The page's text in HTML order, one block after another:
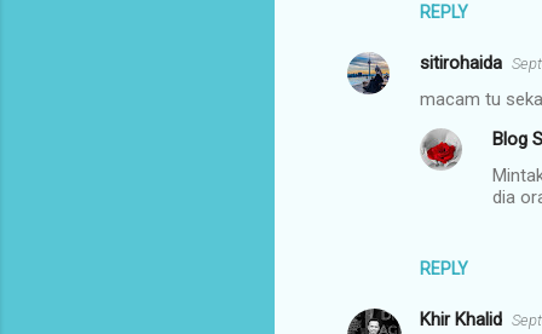
REPLY
sitirohaida
macam tu
REPLY
Blog
dia
Khir Khalid